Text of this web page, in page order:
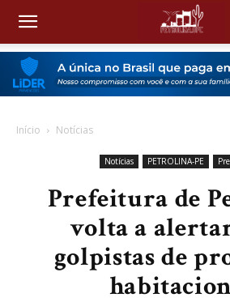
Início Notícias
Notícias PETROLINA-PE
Prefeitura de
volta a
golpistas de